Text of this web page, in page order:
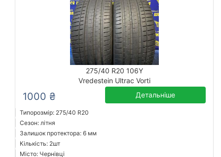
275/40 R20 106Y
Vredestein Ultrac Vorti
1000 ₴ Детальніше
Типорозмір: 275/40 R20
Сезон: літня
Залишок протектора: 6 мм
Кількість: 2шт
Місто: Чернівці